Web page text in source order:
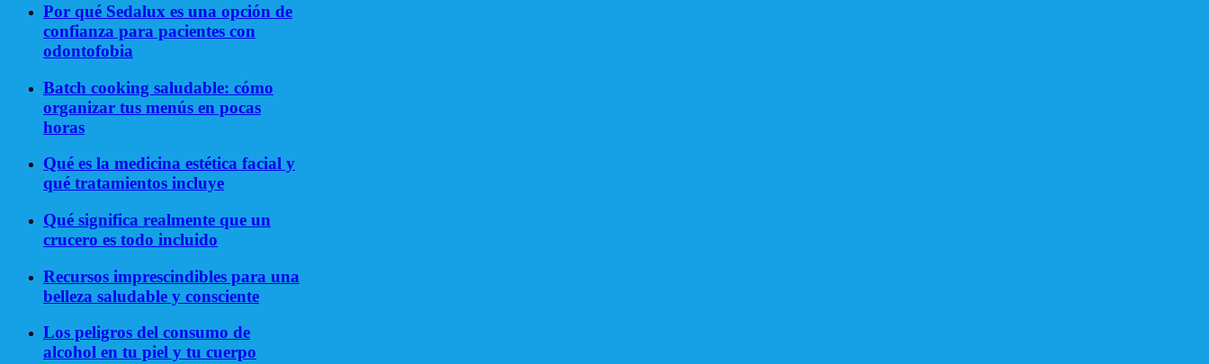
Por qué Sedalux es una opción de
confianza para pacientes con
odontofobia
Batch cooking saludable: cómo
organizar tus menús en pocas
horas
Qué es la medicina estética facial y
qué tratamientos incluye
Qué significa realmente que un
crucero es todo incluido
Recursos imprescindibles para una
belleza saludable y consciente
Los peligros del consumo de
alcohol en tu piel y tu cuerpo